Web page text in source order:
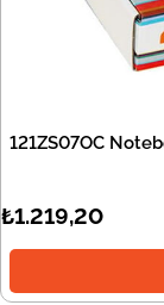
121ZS07OC
₺1.219,20